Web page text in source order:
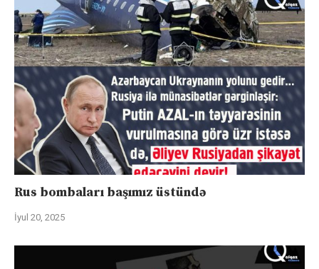
Rus bombaları başımız üstündə
İyul 20, 2025